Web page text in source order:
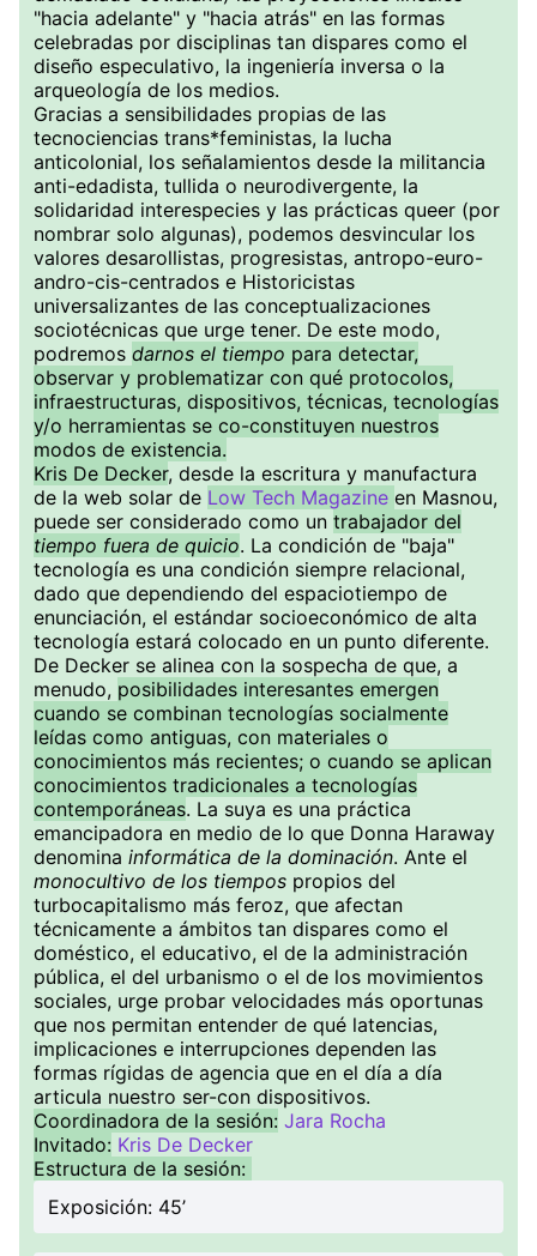
"hacia adelante" y "hacia atrás" en las formas
celebradas por disciplinas tan dispares como el
diseño especulativo, la ingeniería inversa o la
arqueología de los medios.
Gracias a sensibilidades propias de las
tecnociencias trans*feministas, la lucha
anticolonial, los señalamientos desde la militancia
anti-edadista, tullida o neurodivergente, la
solidaridad interespecies y las prácticas queer (por
nombrar solo algunas), podemos desvincular los
valores desarollistas, progresistas, antropo-euro-
andro-cis-centrados e Historicistas
universalizantes de las conceptualizaciones
sociotécnicas que urge tener. De este modo,
podremos darnos el tiempo para detectar,
observar y problematizar con qué protocolos,
infraestructuras, dispositivos, técnicas, tecnologías
y/o herramientas se co-constituyen nuestros
modos de existencia.
Kris De Decker, desde la escritura y manufactura
de la web solar de Low Tech Magazine en Masnou,
puede ser considerado como un trabajador del
tiempo fuera de quicio. La condición de "baja"
tecnología es una condición siempre relacional,
dado que dependiendo del espaciotiempo de
enunciación, el estándar socioeconómico de alta
tecnología estará colocado en un punto diferente.
De Decker se alinea con la sospecha de que, a
menudo, posibilidades interesantes emergen
cuando se combinan tecnologías socialmente
leídas como antiguas, con materiales o
conocimientos más recientes; o cuando se aplican
conocimientos tradicionales a tecnologías
contemporáneas. La suya es una práctica
emancipadora en medio de lo que Donna Haraway
denomina informática de la dominación. Ante el
monocultivo de los tiempos propios del
turbocapitalismo más feroz, que afectan
técnicamente a ámbitos tan dispares como el
doméstico, el educativo, el de la administración
pública, el del urbanismo o el de los movimientos
sociales, urge probar velocidades más oportunas
que nos permitan entender de qué latencias,
implicaciones e interrupciones dependen las
formas rígidas de agencia que en el día a día
articula nuestro ser-con dispositivos.
Coordinadora de la sesión: Jara Rocha
Invitado: Kris De Decker
Estructura de la sesión:
Exposición: 45’